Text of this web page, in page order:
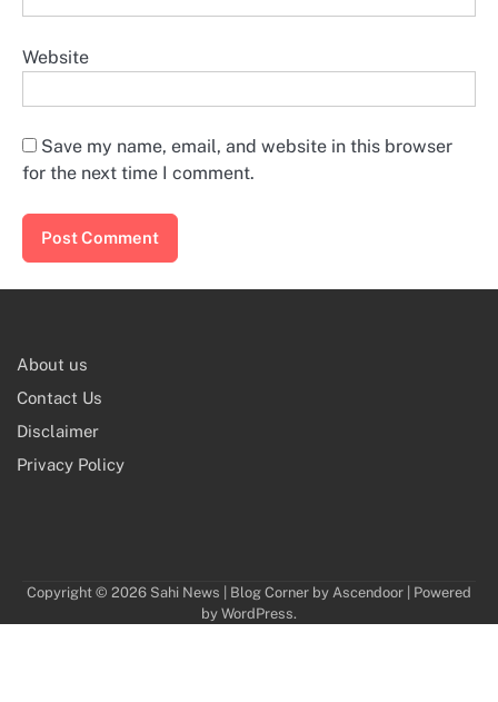
Website
Save my name, email, and website in this browser
for the next time I comment.
About us
Contact Us
Disclaimer
Privacy Policy
Copyright © 2026 Sahi News | Blog Corner by Ascendoor | Powered
by WordPress.